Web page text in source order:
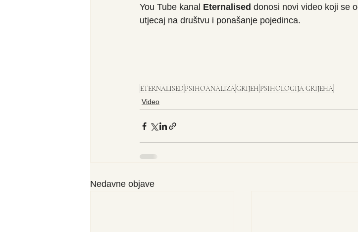
You Tube kanal Eternalised donosi novi video koji se
utjecaj na društvu i ponašanje pojedinca.
ETERNALISED PSIHOANALIZAGRIJEH PSIHOLOGIJA GRIJEHA
Video
Nedavne objave